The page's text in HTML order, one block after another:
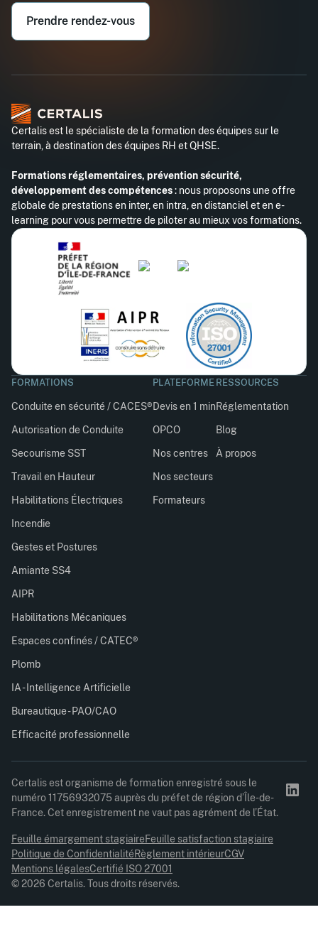
Téléphone professionnel*
Prendre rendez-vous
Certalis est le spécialiste de la formation des équipes sur le
terrain, à destination des équipes RH et QHSE.
Formations réglementaires, prévention sécurité,
développement des compétences: nous proposons une offre
globale de prestations en inter, en intra, en distanciel et en e-
learning pour vous permettre de piloter au mieux vos formations.
FORMATIONS
Conduite en sécurité / CACES®
Autorisation de Conduite
Secourisme SST
Travail en Hauteur
Habilitations Électriques
Incendie
Gestes et Postures
Amiante SS4
AIPR
Habilitations Mécaniques
Espaces confinés / CATEC®
Plomb
IA - Intelligence Artificielle
Bureautique - PAO/CAO
Efficacité professionnelle
PLATEFORME
Devis en 1 min
OPCO
Nos centres
Nos secteurs
Formateurs
RESSOURCES
Réglementation
Blog
À propos
Certalis est organisme de formation enregistré sous le
numéro 11756932075 auprès du préfet de région d’Île-de-
France. Cet enregistrement ne vaut pas agrément de l’État.
© 2026 Certalis. Tous droits réservés.
Feuille émargement stagiaireFeuille satisfaction stagiaire
Politique de ConfidentialitéRèglement intérieurCGV
Mentions légalesCertifié ISO 27001